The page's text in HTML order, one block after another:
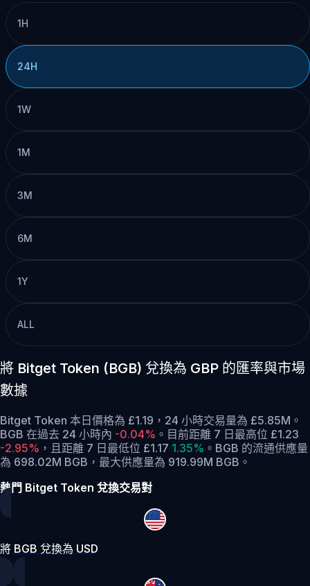
1H
24H
1W
1M
3M
6M
1Y
ALL
將 Bitget Token (BGB) 兌換為 GBP 的匯率與市場
數據
Bitget Token 本日價格為 £1.19，24 小時交易量為 £5.85M。
BGB 在過去 24 小時內 -0.04% 。 目前距離 7 日最高位 £1.23
-2.95% ， 且距離 7 日最低位 £1.17 1.35% 。 BGB 的流通供應量
為 698.02M BGB，最大供應量為 919.99M BGB。
熱門 Bitget Token 兌換交易對
將 BGB 兌換為 USD